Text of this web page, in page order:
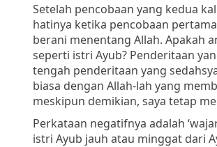
Setelah pencobaan yang kedua
hatinya ketika pencobaan
berani menentang Allah. Apakah
seperti istri Ayub? Penderitaan
tengah penderitaan yang
biasa dengan Allah-lah yang
meskipun demikian, saya tetap
Perkataan negatifnya adalah
istri Ayub jauh atau minggat dari